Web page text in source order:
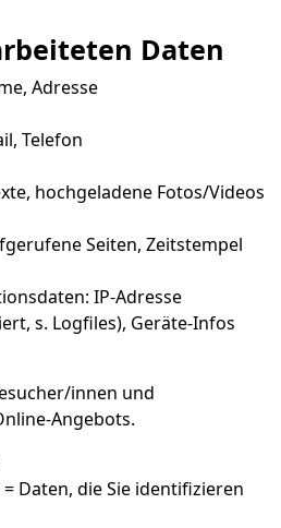
Daten
Adresse
Telefon
hochgeladene Fotos/Videos
Seiten, Zeitstempel
IP-Adresse
s. Logfiles), Geräte-Infos
innen und
Angebots.
= Daten, die Sie identifizieren